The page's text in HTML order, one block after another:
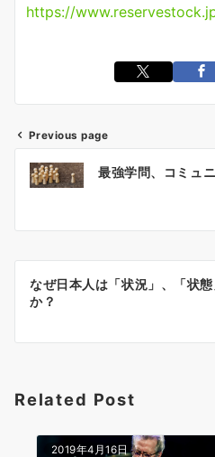
https://
ビ
ン
Previous page
最強学問、コミュ
なぜ日本人は「状況」、「状
か？
Related Post
2019年4月16日